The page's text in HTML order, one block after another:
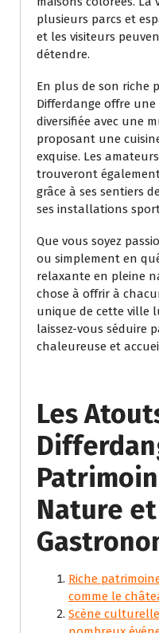
plusieurs parcs et
et les visiteurs
détendre.
En plus de son riche
Differdange offre
diversifiée avec une
proposant une
exquise. Les
trouveront
grâce à ses sentiers
ses installations
Que vous soyez
ou simplement en
relaxante en pleine
chose à offrir à
unique de cette ville
laissez-vous séduire
chaleureuse et
Les
Nature et
Riche
comme le
Scène